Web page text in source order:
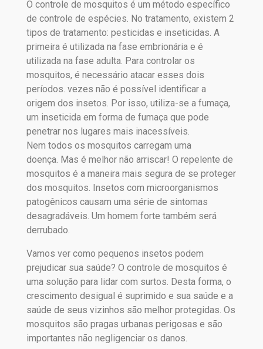
O controle de mosquitos é um método específico
de controle de espécies. No tratamento, existem 2
tipos de tratamento: pesticidas e inseticidas. A
primeira é utilizada na fase embrionária e é
utilizada na fase adulta. Para controlar os
mosquitos, é necessário atacar esses dois
períodos. vezes não é possível identificar a
origem dos insetos. Por isso, utiliza-se a fumaça,
um inseticida em forma de fumaça que pode
penetrar nos lugares mais inacessíveis.
Nem todos os mosquitos carregam uma
doença. Mas é melhor não arriscar! O repelente de
mosquitos é a maneira mais segura de se proteger
dos mosquitos. Insetos com microorganismos
patogênicos causam uma série de sintomas
desagradáveis. Um homem forte também será
derrubado.
Vamos ver como pequenos insetos podem
prejudicar sua saúde? O controle de mosquitos é
uma solução para lidar com surtos. Desta forma, o
crescimento desigual é suprimido e sua saúde e a
saúde de seus vizinhos são melhor protegidas. Os
mosquitos são pragas urbanas perigosas e são
importantes não negligenciar os danos.